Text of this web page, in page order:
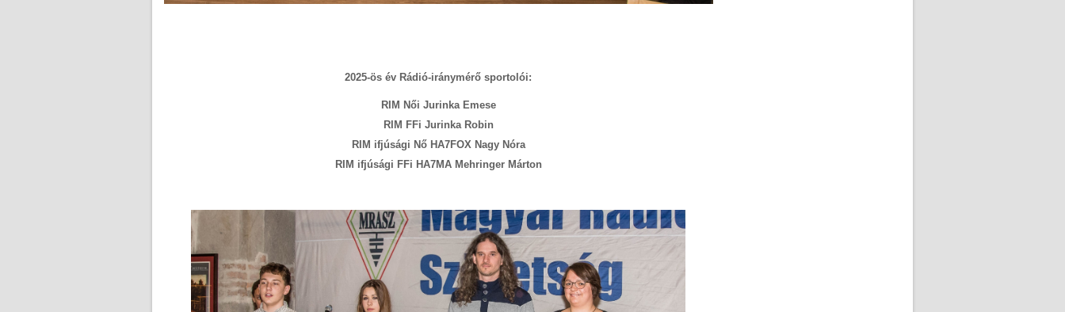
2025-ös év Rádió-iránymérő sportolói:
RIM Női Jurinka Emese
RIM FFi Jurinka Robin
RIM ifjúsági Nő HA7FOX Nagy Nóra
RIM ifjúsági FFi HA7MA Mehringer Márton